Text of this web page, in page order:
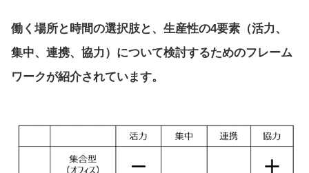
働く場所と時間の選択肢と、生産性の4要素（活力、
集中、連携、協力）について検討するためのフレーム
ワークが紹介されています。